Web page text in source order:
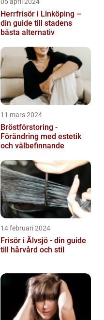
Herrfrisör i Linköping –
din guide till stadens
bästa alternativ
11 mars 2024
Bröstförstoring -
Förändring med estetik
och välbefinnande
14 februari 2024
Frisör i Älvsjö - din guide
till hårvård och stil